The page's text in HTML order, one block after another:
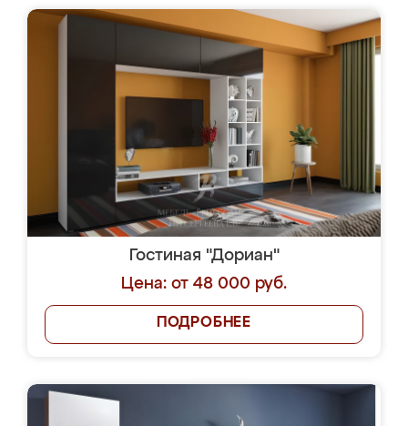
Гостиная "Дориан"
Цена: от 48 000 руб.
ПОДРОБНЕЕ